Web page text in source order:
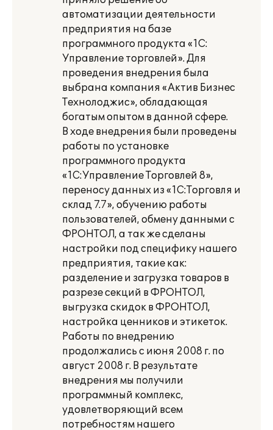
автоматизации деятельности
предприятия на базе
программного продукта «1С:
Управление торговлей». Для
проведения внедрения была
выбрана компания «Актив Бизнес
Технолоджис», обладающая
богатым опытом в данной сфере.
В ходе внедрения были проведены
работы по установке
программного продукта
«1С:Управление Торговлей 8»,
переносу данных из «1С:Торговля и
склад 7.7», обучению работы
пользователей, обмену данными с
ФРОНТОЛ, а так же сделаны
настройки под специфику нашего
предприятия, такие как:
разделение и загрузка товаров в
разрезе секций в ФРОНТОЛ,
выгрузка скидок в ФРОНТОЛ,
настройка ценников и этикеток.
Работы по внедрению
продолжались с июня 2008 г. по
август 2008 г. В результате
внедрения мы получили
программный комплекс,
удовлетворяющий всем
потребностям нашего